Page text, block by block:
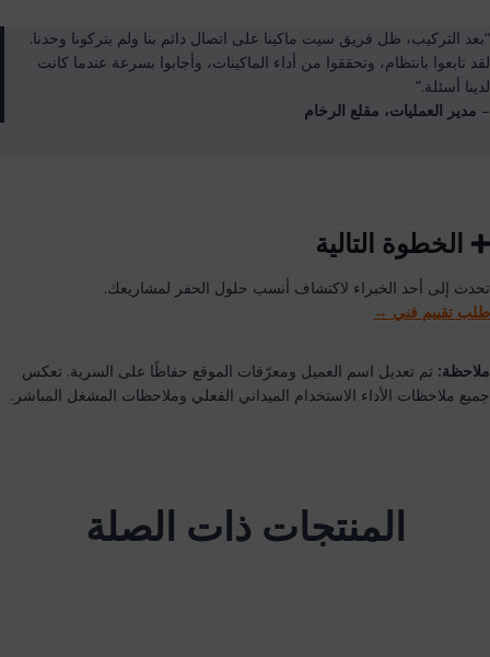
“بعد التركيب، ظل فريق سيت ماكينا على اتصال دائم بنا ولم يتركونا وحدنا.
لقد تابعوا بانتظام، وتحققوا من أداء الماكينات، وأجابوا بسرعة عندما كانت
لدينا أسئلة.”
– مدير العمليات، مقلع الرخام
➕ الخطوة التالية
تحدث إلى أحد الخبراء لاكتشاف أنسب حلول الحفر لمشاريعك.
طلب تقييم فني →
ملاحظة: تم تعديل اسم العميل ومعرّفات الموقع حفاظًا على السرية. تعكس
جميع ملاحظات الأداء الاستخدام الميداني الفعلي وملاحظات المشغل المباشر.
المنتجات ذات الصلة